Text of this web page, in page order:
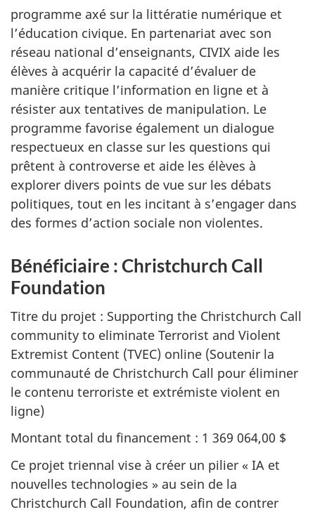
programme axé sur la littératie numérique et
l’éducation civique. En partenariat avec son
réseau national d’enseignants, CIVIX aide les
élèves à acquérir la capacité d’évaluer de
manière critique l’information en ligne et à
résister aux tentatives de manipulation. Le
programme favorise également un dialogue
respectueux en classe sur les questions qui
prêtent à controverse et aide les élèves à
explorer divers points de vue sur les débats
politiques, tout en les incitant à s’engager dans
des formes d’action sociale non violentes.
Bénéficiaire : Christchurch Call
Foundation
Titre du projet : Supporting the Christchurch Call
community to eliminate Terrorist and Violent
Extremist Content (TVEC) online (Soutenir la
communauté de Christchurch Call pour éliminer
le contenu terroriste et extrémiste violent en
ligne)
Montant total du financement : 1 369 064,00 $
Ce projet triennal vise à créer un pilier « IA et
nouvelles technologies » au sein de la
Christchurch Call Foundation, afin de contrer